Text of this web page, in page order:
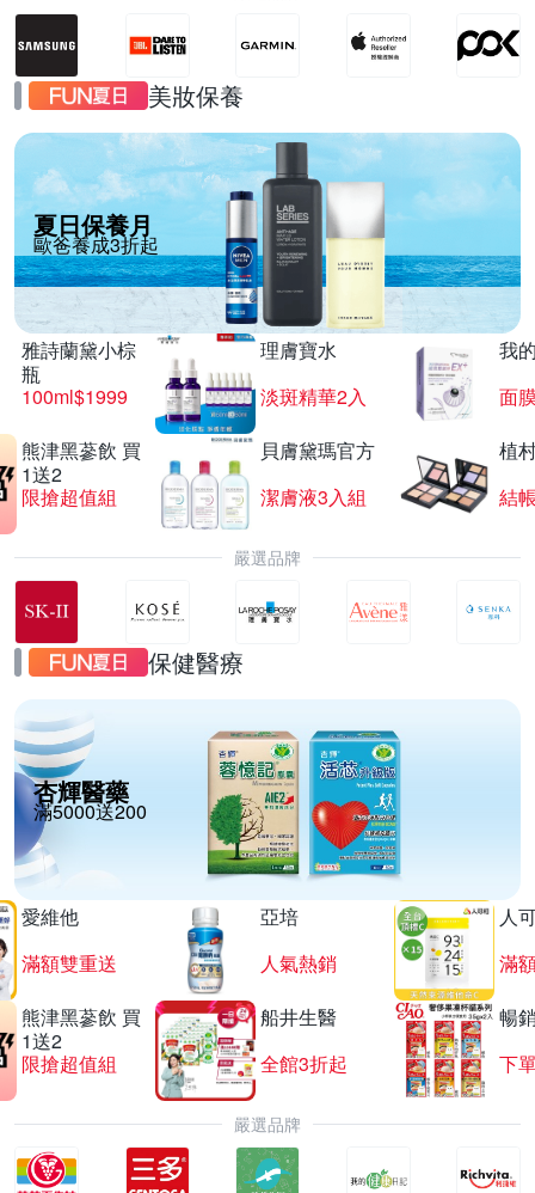
美妝保養
夏日保養月
歐爸養成3折起
雅詩蘭黛小棕
瓶
100ml$1999
理膚寶水
淡斑精華2入
我
面
熊津黑蔘飲 買
1送2
限搶超值組
貝膚黛瑪官方
潔膚液3入組
植
結
嚴選品牌
保健醫療
杏輝醫藥
滿5000送200
愛維他
滿額雙重送
亞培
人氣熱銷
人
滿
熊津黑蔘飲 買
1送2
限搶超值組
船井生醫
全館3折起
暢
下
嚴選品牌